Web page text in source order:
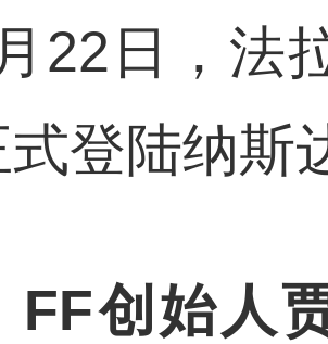
22日，法
登陆纳斯
FF创始人